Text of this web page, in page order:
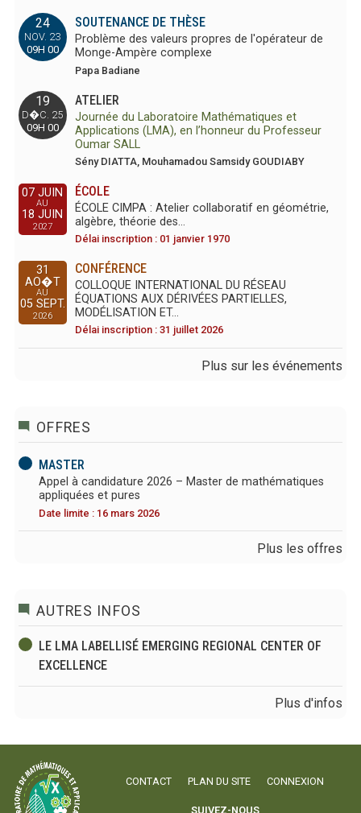
24
NOV. 23
09H 00
SOUTENANCE DE THÈSE
Problème des valeurs propres de l'opérateur de
Monge-Ampère complexe
Papa Badiane
19
D�C. 25
09H 00
ATELIER
Journée du Laboratoire Mathématiques et
Applications (LMA), en l’honneur du Professeur
Oumar SALL
Sény DIATTA, Mouhamadou Samsidy GOUDIABY
07 JUIN
AU
18 JUIN
2027
ÉCOLE
ÉCOLE CIMPA : Atelier collaboratif en géométrie,
algèbre, théorie des…
Délai inscription : 01 janvier 1970
31
AO�T
AU
05 SEPT.
2026
CONFÉRENCE
COLLOQUE INTERNATIONAL DU RÉSEAU
ÉQUATIONS AUX DÉRIVÉES PARTIELLES,
MODÉLISATION ET…
Délai inscription : 31 juillet 2026
Plus sur les événements
OFFRES
MASTER
Appel à candidature 2026 – Master de mathématiques
appliquées et pures
Date limite : 16 mars 2026
Plus les offres
AUTRES INFOS
LE LMA LABELLISÉ EMERGING REGIONAL CENTER OF
EXCELLENCE
Plus d'infos
CONTACT PLAN DU SITE CONNEXION
SUIVEZ-NOUS